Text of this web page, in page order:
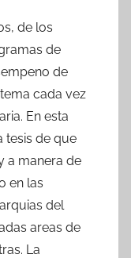
de los
de
de
cada vez
En esta
tesis de que
a manera de
en las
del
areas de
La